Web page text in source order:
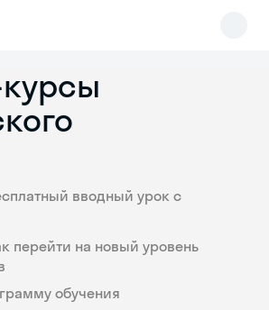
вводный урок с
перейти на новый уровень
обучения